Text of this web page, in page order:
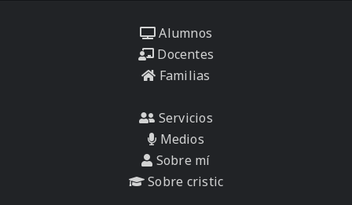
Alumnos
Docentes
Familias
Servicios
Medios
Sobre mí
Sobre cristic